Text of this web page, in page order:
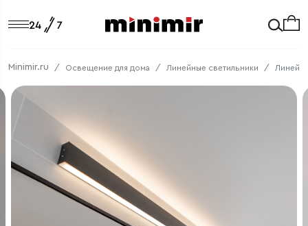
Minimir.ru Освещение для дома Линейные светильники